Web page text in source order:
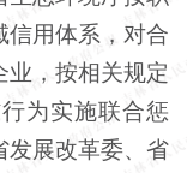
信用体系，对合
业，按相关规定
为实施联合惩
发展改革委、省